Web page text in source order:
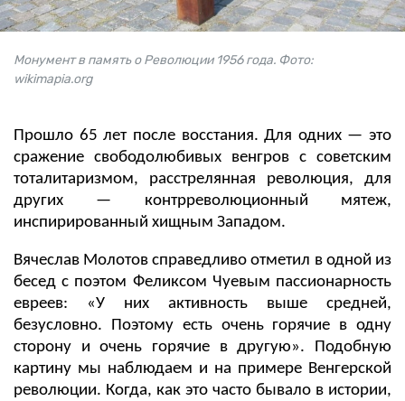
Монумент в память о Революции 1956 года. Фото:
wikimapia.org
Прошло 65 лет после восстания. Для одних — это
сражение свободолюбивых венгров с советским
тоталитаризмом, расстрелянная революция, для
других — контрреволюционный мятеж,
инспирированный хищным Западом.
Вячеслав Молотов справедливо отметил в одной из
бесед с поэтом Феликсом Чуевым пассионарность
евреев: «У них активность выше средней,
безусловно. Поэтому есть очень горячие в одну
сторону и очень горячие в другую». Подобную
картину мы наблюдаем и на примере Венгерской
революции. Когда, как это часто бывало в истории,